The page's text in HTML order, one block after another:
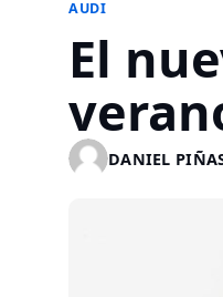
AUDI
El
DANIEL